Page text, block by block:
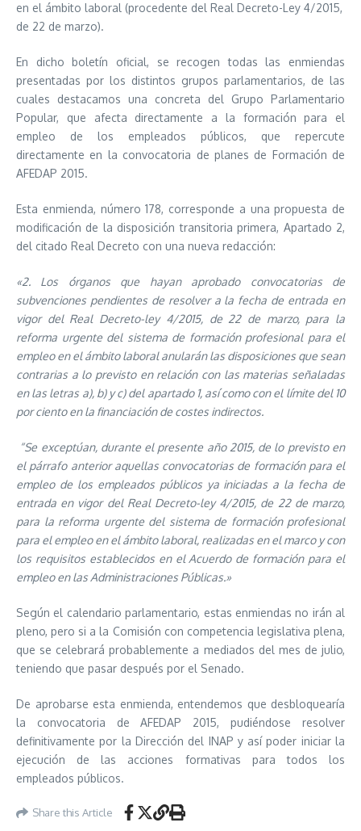
en el ámbito laboral (procedente del Real Decreto-Ley 4/2015,
de 22 de marzo).
En dicho boletín oficial, se recogen todas las enmiendas
presentadas por los distintos grupos parlamentarios, de las
cuales destacamos una concreta del Grupo Parlamentario
Popular, que afecta directamente a la formación para el
empleo de los empleados públicos, que repercute
directamente en la convocatoria de planes de Formación de
AFEDAP 2015.
Esta enmienda, número 178, corresponde a una propuesta de
modificación de la disposición transitoria primera, Apartado 2,
del citado Real Decreto con una nueva redacción:
«2. Los órganos que hayan aprobado convocatorias de
subvenciones pendientes de resolver a la fecha de entrada en
vigor del Real Decreto-ley 4/2015, de 22 de marzo, para la
reforma urgente del sistema de formación profesional para el
empleo en el ámbito laboral anularán las disposiciones que sean
contrarias a lo previsto en relación con las materias señaladas
en las letras a), b) y c) del apartado 1, así como con el límite del 10
por ciento en la financiación de costes indirectos.
“Se exceptúan, durante el presente año 2015, de lo previsto en
el párrafo anterior aquellas convocatorias de formación para el
empleo de los empleados públicos ya iniciadas a la fecha de
entrada en vigor del Real Decreto-ley 4/2015, de 22 de marzo,
para la reforma urgente del sistema de formación profesional
para el empleo en el ámbito laboral, realizadas en el marco y con
los requisitos establecidos en el Acuerdo de formación para el
empleo en las Administraciones Públicas.»
Según el calendario parlamentario, estas enmiendas no irán al
pleno, pero si a la Comisión con competencia legislativa plena,
que se celebrará probablemente a mediados del mes de julio,
teniendo que pasar después por el Senado.
De aprobarse esta enmienda, entendemos que desbloquearía
la convocatoria de AFEDAP 2015, pudiéndose resolver
definitivamente por la Dirección del INAP y así poder iniciar la
ejecución de las acciones formativas para todos los
empleados públicos.
Share this Article